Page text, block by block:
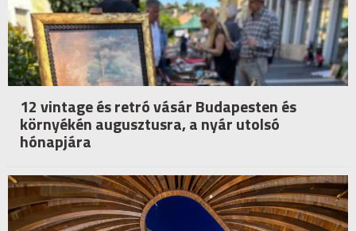
12 vintage és retró vásár Budapesten és
környékén augusztusra, a nyár utolsó
hónapjára